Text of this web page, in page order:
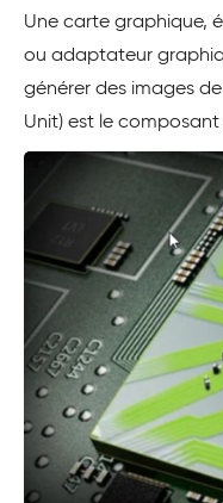
Une carte graphique,
ou adaptateur
générer des images
Unit) est le